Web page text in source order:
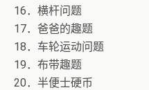
16．横杆问题
17．爸爸的趣题
18．车轮运动问题
19．布带趣题
20．半便士硬币